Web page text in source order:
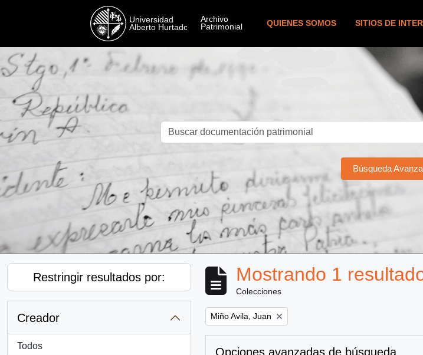
QUIENES SOMOS SITIOS DE
Búsqueda
Restringir resultados por:
Creador
Todos
Mostrando 1
Colecciones
Remove filter:
Miño Avila, Juan
Opciones avanzadas de búsqueda